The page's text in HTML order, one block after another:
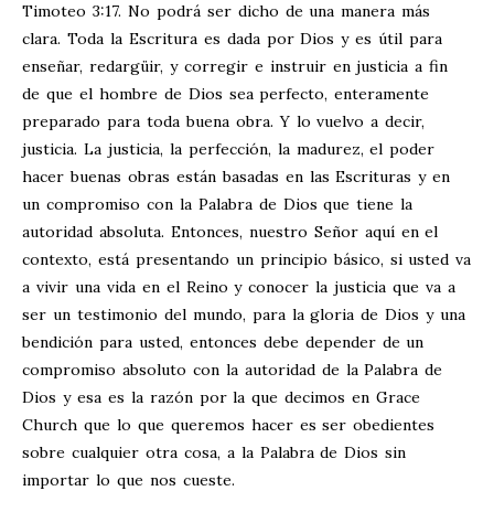
Timoteo 3:17. No podrá ser dicho de una manera más
clara. Toda la Escritura es dada por Dios y es útil para
enseñar, redargüir, y corregir e instruir en justicia a fin
de que el hombre de Dios sea perfecto, enteramente
preparado para toda buena obra. Y lo vuelvo a decir,
justicia. La justicia, la perfección, la madurez, el poder
hacer buenas obras están basadas en las Escrituras y en
un compromiso con la Palabra de Dios que tiene la
autoridad absoluta. Entonces, nuestro Señor aquí en el
contexto, está presentando un principio básico, si usted va
a vivir una vida en el Reino y conocer la justicia que va a
ser un testimonio del mundo, para la gloria de Dios y una
bendición para usted, entonces debe depender de un
compromiso absoluto con la autoridad de la Palabra de
Dios y esa es la razón por la que decimos en Grace
Church que lo que queremos hacer es ser obedientes
sobre cualquier otra cosa, a la Palabra de Dios sin
importar lo que nos cueste.